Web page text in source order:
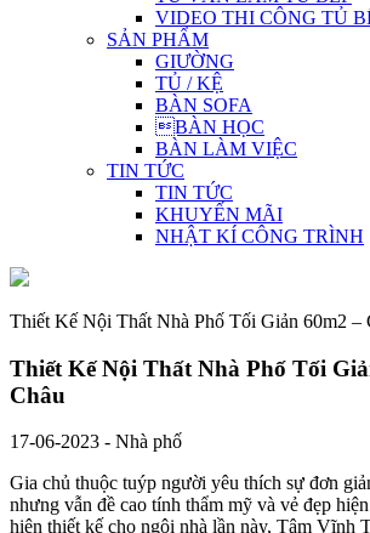
VIDEO THI CÔNG TỦ
SẢN PHẨM
GIƯỜNG
TỦ / KỆ
BÀN SOFA
BÀN HỌC
BÀN LÀM VIỆC
TIN TỨC
TIN TỨC
KHUYẾN MÃI
NHẬT KÍ CÔNG TRÌNH
Thiết Kế Nội Thất Nhà Phố Tối Giản 60m2 –
Thiết Kế Nội Thất Nhà Phố Tối
Châu
17-06-2023 - Nhà phố
Gia chủ thuộc tuýp người yêu thích sự đơn
nhưng vẫn đề cao tính thẩm mỹ và vẻ đẹp
hiện thiết kế cho ngôi nhà lần này, Tâm Vĩnh